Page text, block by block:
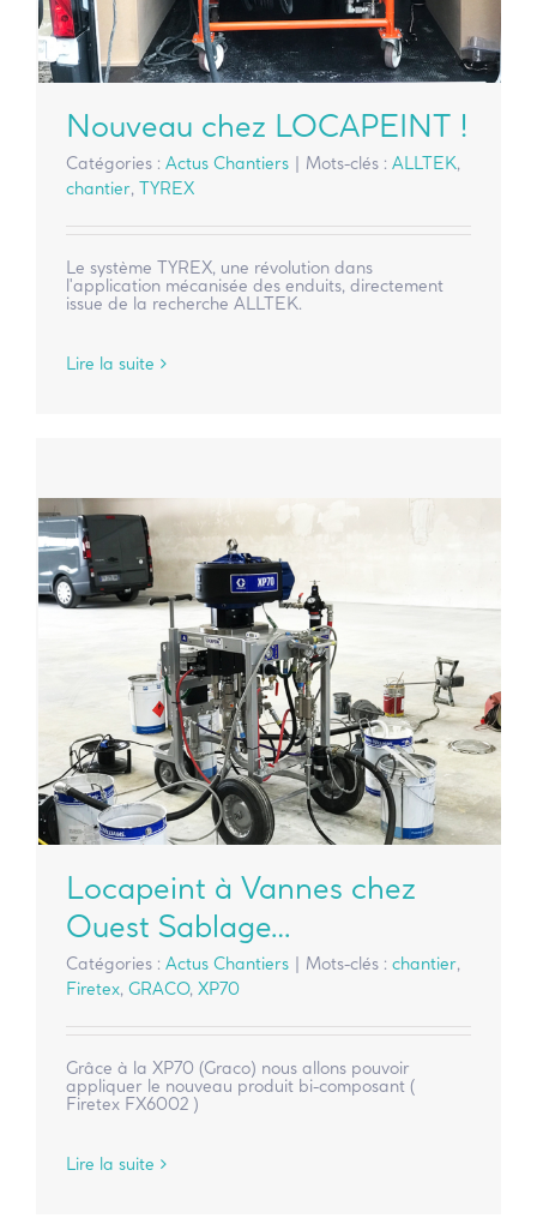
Nouveau chez LOCAPEINT !
Catégories : Actus Chantiers | Mots-clés : ALLTEK,
chantier, TYREX
Le système TYREX, une révolution dans
l'application mécanisée des enduits, directement
issue de la recherche ALLTEK.
Lire la suite
Locapeint à Vannes chez
Ouest Sablage…
Catégories : Actus Chantiers | Mots-clés : chantier,
Firetex, GRACO, XP70
Grâce à la XP70 (Graco) nous allons pouvoir
appliquer le nouveau produit bi-composant (
Firetex FX6002 )
Lire la suite